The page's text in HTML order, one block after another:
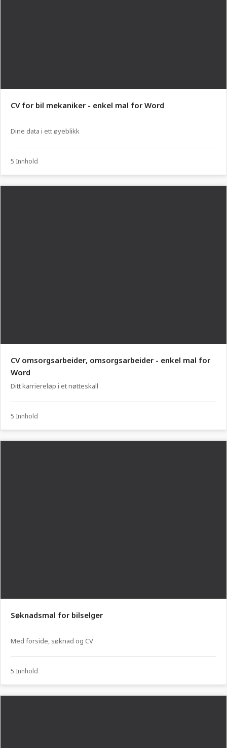
CV for bil mekaniker - enkel mal for Word
Dine data i ett øyeblikk
5 Innhold
CV omsorgsarbeider, omsorgsarbeider - enkel mal for
Word
Ditt karriereløp i et nøtteskall
5 Innhold
Søknadsmal for bilselger
Med forside, søknad og CV
5 Innhold